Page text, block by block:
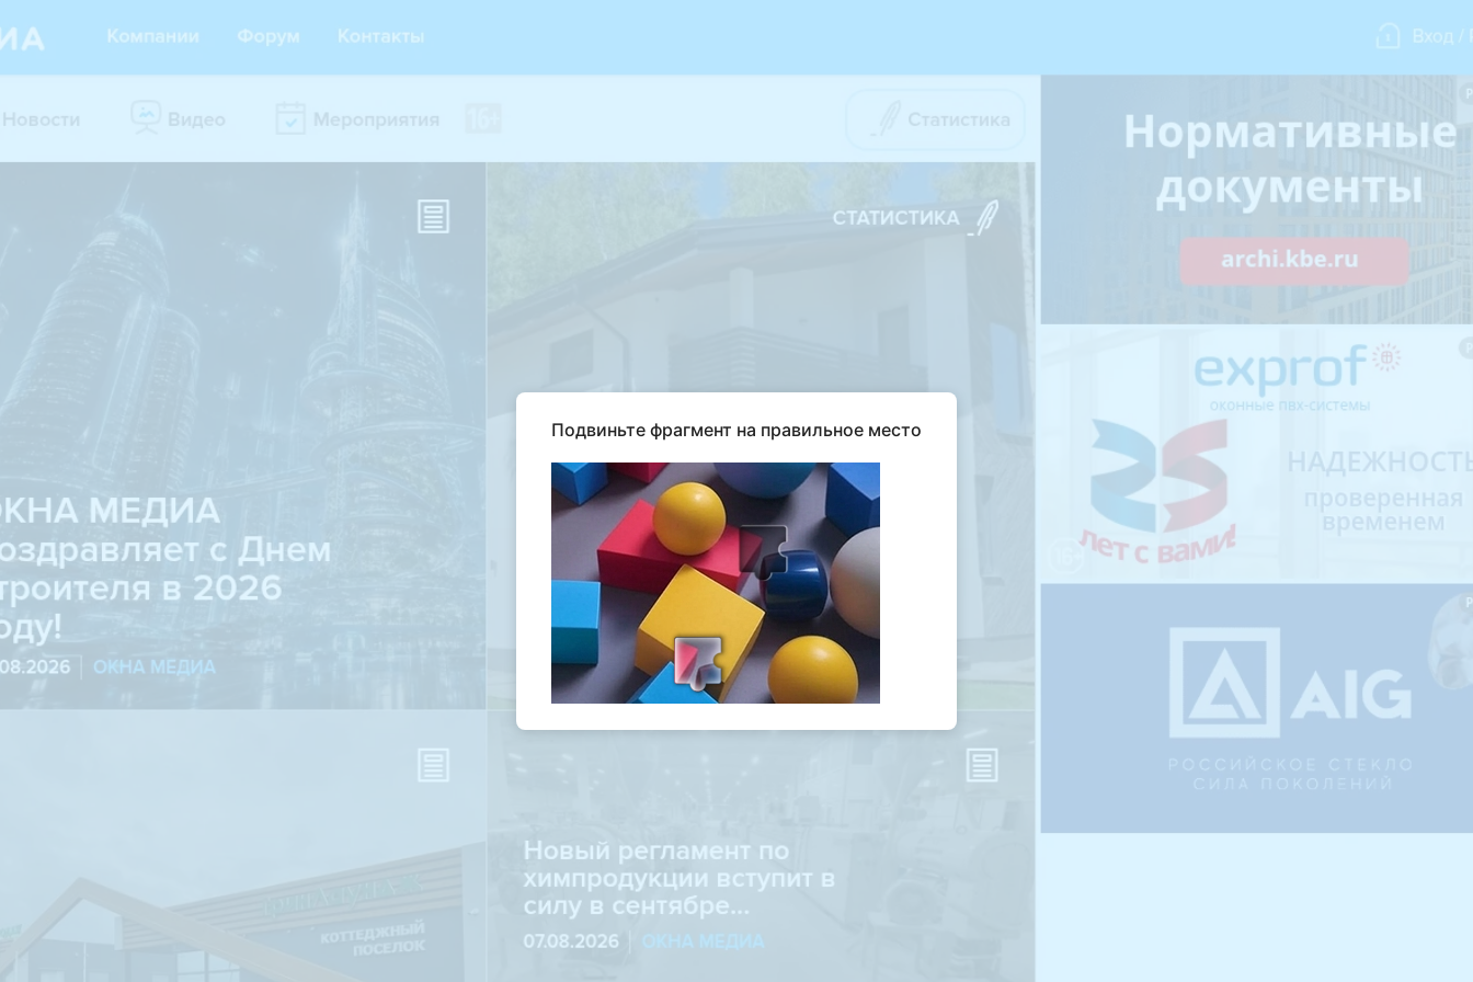
Подвиньте фрагмент на правильное место